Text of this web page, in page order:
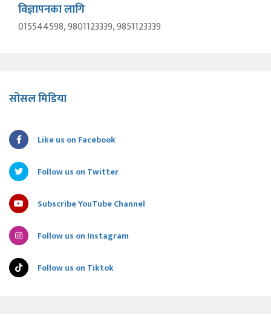
विज्ञापनका लागि
015544598, 9801123339, 9851123339
सोसल मिडिया
Like us on Facebook
Follow us on Twitter
Subscribe YouTube Channel
Follow us on Instagram
Follow us on Tiktok